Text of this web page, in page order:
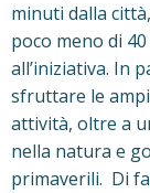
minuti dalla
poco meno di
all’iniziativa. In
sfruttare le
attività, oltre a
nella natura e
primaverili. Di